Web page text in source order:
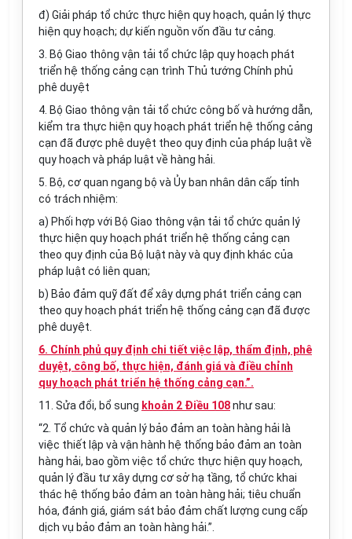
đ) Giải pháp tổ chức thực hiện quy hoạch, quản lý thực
hiện quy hoạch; dự kiến nguồn vốn đầu tư cảng.
3. Bộ Giao thông vận tải tổ chức lập quy hoạch phát
triển hệ thống cảng cạn trình Thủ tướng Chính phủ
phê duyệt
4. Bộ Giao thông vận tải tổ chức công bố và hướng dẫn,
kiểm tra thực hiện quy hoạch phát triển hệ thống cảng
cạn đã được phê duyệt theo quy định của pháp luật về
quy hoạch và pháp luật về hàng hải.
5. Bộ, cơ quan ngang bộ và Ủy ban nhân dân cấp tỉnh
có trách nhiệm:
a) Phối hợp với Bộ Giao thông vận tải tổ chức quản lý
thực hiện quy hoạch phát triển hệ thống cảng cạn
theo quy định của Bộ luật này và quy định khác của
pháp luật có liên quan;
b) Bảo đảm quỹ đất để xây dựng phát triển cảng cạn
theo quy hoạch phát triển hệ thống cảng cạn đã được
phê duyệt.
6. Chính phủ quy định chi tiết việc lập, thẩm định, phê
duyệt, công bố, thực hiện, đánh giá và điều chỉnh
quy hoạch phát triển hệ thống cảng cạn.”.
11. Sửa đổi, bổ sung khoản 2 Điều 108như sau:
“2. Tổ chức và quản lý bảo đảm an toàn hàng hải là
việc thiết lập và vận hành hệ thống bảo đảm an toàn
hàng hải, bao gồm việc tổ chức thực hiện quy hoạch,
quản lý đầu tư xây dựng cơ sở hạ tầng, tổ chức khai
thác hệ thống bảo đảm an toàn hàng hải; tiêu chuẩn
hóa, đánh giá, giám sát bảo đảm chất lượng cung cấp
dịch vụ bảo đảm an toàn hàng hải.”.